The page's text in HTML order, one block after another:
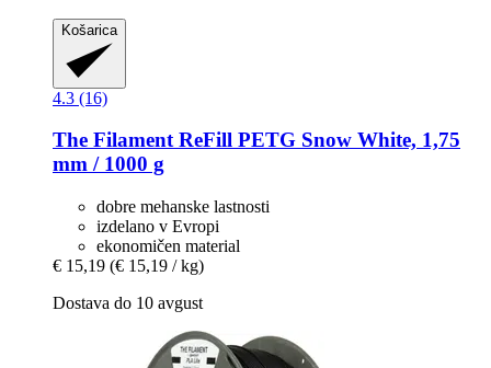
Košarica
4.3 (16)
The FilamentReFill PETG Snow White, 1,75
mm / 1000 g
dobre mehanske lastnosti
izdelano v Evropi
ekonomičen material
€ 15,19 (€ 15,19 / kg)
Dostava do 10 avgust